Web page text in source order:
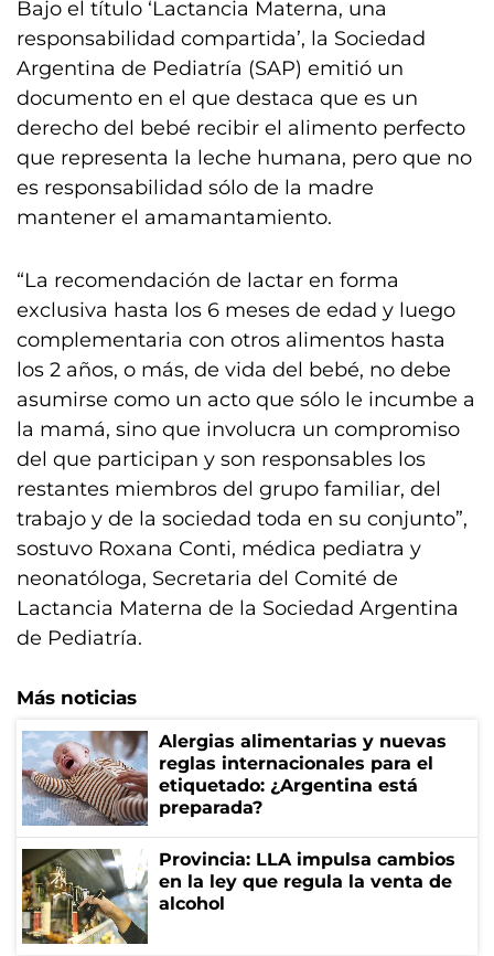
Bajo el título ‘Lactancia Materna, una
responsabilidad compartida’, la Sociedad
Argentina de Pediatría (SAP) emitió un
documento en el que destaca que es un
derecho del bebé recibir el alimento perfecto
que representa la leche humana, pero que no
es responsabilidad sólo de la madre
mantener el amamantamiento.
“La recomendación de lactar en forma
exclusiva hasta los 6 meses de edad y luego
complementaria con otros alimentos hasta
los 2 años, o más, de vida del bebé, no debe
asumirse como un acto que sólo le incumbe a
la mamá, sino que involucra un compromiso
del que participan y son responsables los
restantes miembros del grupo familiar, del
trabajo y de la sociedad toda en su conjunto”,
sostuvo Roxana Conti, médica pediatra y
neonatóloga, Secretaria del Comité de
Lactancia Materna de la Sociedad Argentina
de Pediatría.
Más noticias
Alergias alimentarias y nuevas
reglas internacionales para el
etiquetado: ¿Argentina está
preparada?
Provincia: LLA impulsa cambios
en la ley que regula la venta de
alcohol